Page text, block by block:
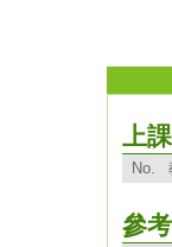
上
No.
參